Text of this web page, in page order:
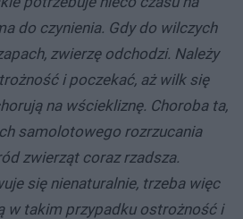
do czynienia. Gdy do wilczych
zwierzę odchodzi. Należy
i poczekać, aż wilk się
na wściekliznę. Choroba ta,
samolotowego rozrzucania
zwierząt coraz rzadsza.
się nienaturalnie, trzeba więc
w takim przypadku ostrożność i